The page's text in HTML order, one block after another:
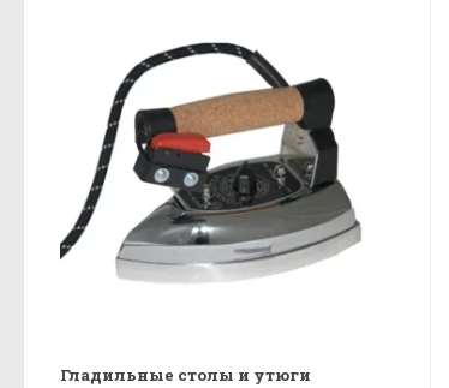
Гладильные столы и утюги